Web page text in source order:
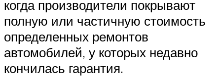
когда производители покрывают
полную или частичную стоимость
определенных ремонтов
автомобилей, у которых недавно
кончилась гарантия.